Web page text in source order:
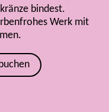
bindest.
Werk mit